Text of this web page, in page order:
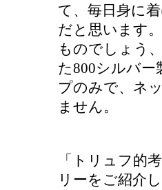
て、毎日身に
だと思います
ものでしょう
た800シルバー
プのみで、 ネ
ません。
「トリュフ的
リーをご紹介